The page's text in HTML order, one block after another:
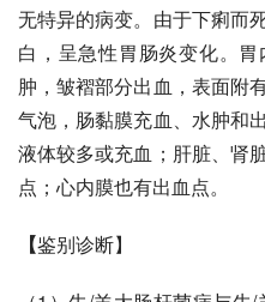
无特异的病变。由于下痢而
白，呈急性胃肠炎变化。
肿，皱褶部分出血，表面附
气泡，肠黏膜充血、水肿和
液体较多或充血；肝脏、肾
点； 心内膜也有出血点。
【鉴别诊断】